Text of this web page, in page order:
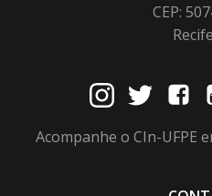
CEP:
Acompanhe o CIn-UFPE